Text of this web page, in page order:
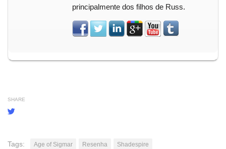
principalmente dos filhos de Russ.
SHARE
Tags: Age of Sigmar Resenha
Shadespire